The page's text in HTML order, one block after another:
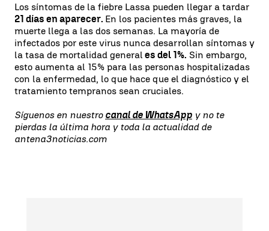
Los síntomas de la fiebre Lassa pueden llegar a tardar
21 días en aparecer. En los pacientes más graves, la
muerte llega a las dos semanas. La mayoría de
infectados por este virus nunca desarrollan síntomas y
la tasa de mortalidad general es del 1%. Sin embargo,
esto aumenta al 15% para las personas hospitalizadas
con la enfermedad, lo que hace que el diagnóstico y el
tratamiento tempranos sean cruciales.
Síguenos en nuestro canal de WhatsApp y no te
pierdas la última hora y toda la actualidad de
antena3noticias.com